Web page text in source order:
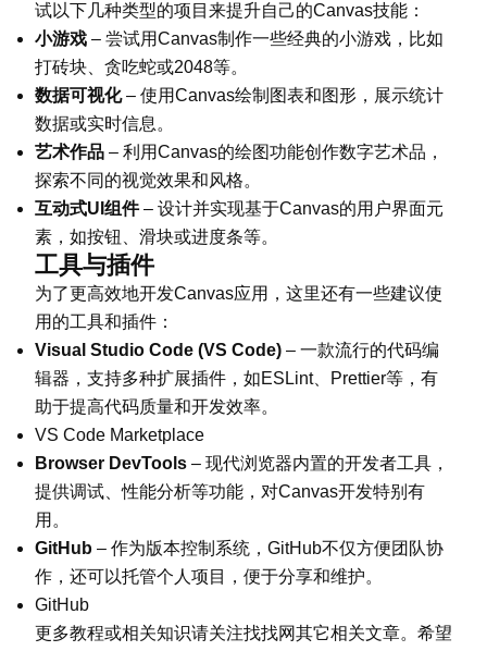
试以下几种类型的项目来提升自己的Canvas技能：
小游戏 – 尝试用Canvas制作一些经典的小游戏，比如
打砖块、贪吃蛇或2048等。
数据可视化– 使用Canvas绘制图表和图形，展示统计
数据或实时信息。
艺术作品 – 利用Canvas的绘图功能创作数字艺术品，
探索不同的视觉效果和风格。
互动式UI组件– 设计并实现基于Canvas的用户界面元
素，如按钮、滑块或进度条等。
工具与插件
为了更高效地开发Canvas应用，这里还有一些建议使
用的工具和插件：
Visual Studio Code (VS Code) – 一款流行的代码编
辑器，支持多种扩展插件，如ESLint、Prettier等，有
助于提高代码质量和开发效率。
VS Code Marketplace
Browser DevTools – 现代浏览器内置的开发者工具，
提供调试、性能分析等功能，对Canvas开发特别有
用。
GitHub – 作为版本控制系统，GitHub不仅方便团队协
作，还可以托管个人项目，便于分享和维护。
GitHub
更多教程或相关知识请关注找找网其它相关文章。希望